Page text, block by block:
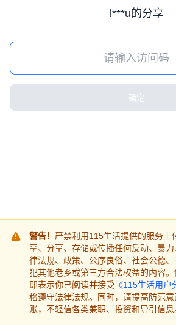
l***u的分享
确定
警告！ 严禁利用115生活提供的服务上
享、分享、存储或传播任何反动、暴
律法规、政策、公序良俗、社会公德
犯其他老乡或第三方合法权益的内容
即表示你已阅读并接受 《115生活用户
格遵守法律法规。同时，请提高防范
账，不轻信各类兼职、投资和导引信息